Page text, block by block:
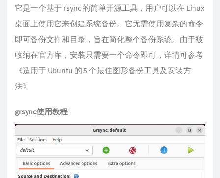
它是一个基于 rsync 的简单开源工具，用户可以在 Linux
桌面上使用它来创建系统备份。它无需使用复杂的命令
即可备份文件和目录，旨在简化整个备份系统。由于被
收纳在官方库，安装只需要一个命令即可，详情可参考
《适用于 Ubuntu 的 5 个最佳图形备份工具及安装方
法》
grsync使用教程